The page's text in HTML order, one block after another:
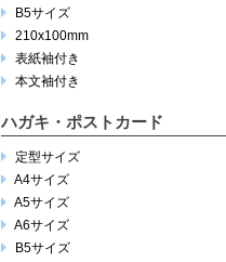
B5サイズ
210x100mm
表紙袖付き
本文袖付き
ハガキ・ポストカード
定型サイズ
A4サイズ
A5サイズ
A6サイズ
B5サイズ